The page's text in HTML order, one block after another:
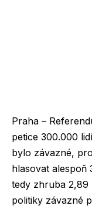
Praha –
petice 300.000
bylo závazné,
hlasovat
tedy zhruba 2,89
politiky závazné